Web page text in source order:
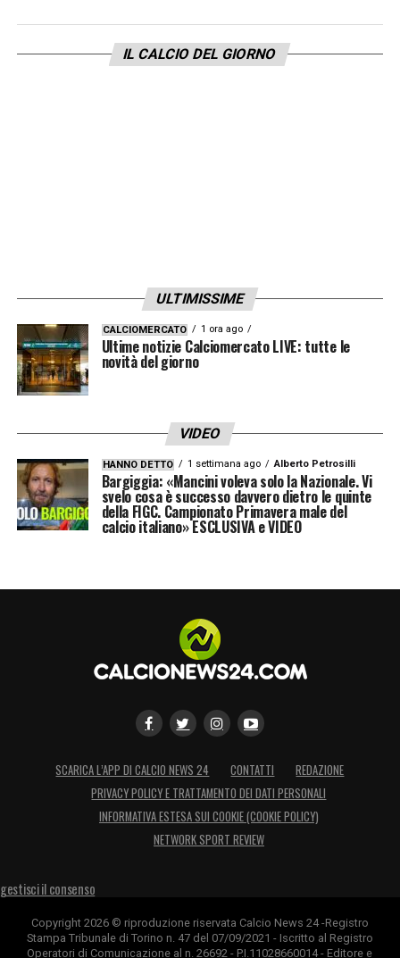
IL CALCIO DEL GIORNO
ULTIMISSIME
CALCIOMERCATO 1 ora ago
Ultime notizie Calciomercato LIVE: tutte le
novità del giorno
VIDEO
HANNO DETTO 1 settimana ago Alberto Petrosilli
Bargiggia: «Mancini voleva solo la Nazionale. Vi
svelo cosa è successo davvero dietro le quinte
della FIGC. Campionato Primavera male del
calcio italiano» ESCLUSIVA e VIDEO
SCARICA L’APP DI CALCIO NEWS 24 CONTATTI
REDAZIONE
PRIVACY POLICY E TRATTAMENTO DEI DATI PERSONALI
INFORMATIVA ESTESA SUI COOKIE (COOKIE POLICY)
NETWORK SPORT REVIEW
gestisci il consenso
Copyright 2026 © riproduzione riservata Calcio News 24 -Registro
Stampa Tribunale di Torino n. 47 del 07/09/2021 - Iscritto al Registro
Operatori di Comunicazione al n. 26692 - P.I.11028660014 - Editore e